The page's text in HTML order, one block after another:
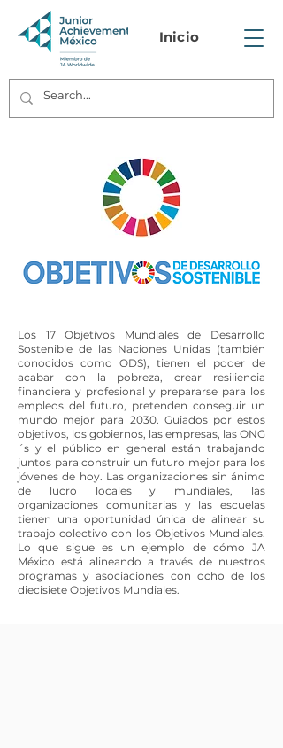
Inicio
Los 17 Objetivos Mundiales de Desarrollo
Sostenible de las Naciones Unidas (también
conocidos como ODS), tienen el poder de
acabar con la pobreza, crear resiliencia
financiera y profesional y prepararse para los
empleos del futuro, pretenden conseguir un
mundo mejor para 2030. Guiados por estos
objetivos, los gobiernos, las empresas, las ONG
´s y el público en general están trabajando
juntos para construir un futuro mejor para los
jóvenes de hoy. Las organizaciones sin ánimo
de lucro locales y mundiales, las
organizaciones comunitarias y las escuelas
tienen una oportunidad única de alinear su
trabajo colectivo con los Objetivos Mundiales.
Lo que sigue es un ejemplo de cómo JA
México está alineando a través de nuestros
programas y asociaciones con ocho de los
diecisiete Objetivos Mundiales.